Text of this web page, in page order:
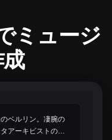
ミュージ